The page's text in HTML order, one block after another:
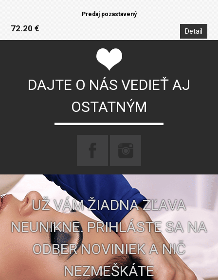
Predaj pozastavený
72.20 € Detail
DAJTE O NÁS VEDIEŤ AJ
OSTATNÝM
UŽ VÁM ŽIADNA ZĽAVA
NEUNIKNE. PRIHLÁSTE SA NA
ODBER NOVINIEK A NIČ
NEZMEŠKÁTE